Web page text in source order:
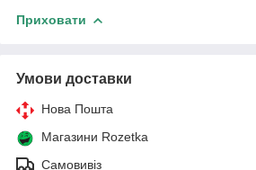
Приховати
Умови доставки
Нова Пошта
Магазини Rozetka
Самовивіз